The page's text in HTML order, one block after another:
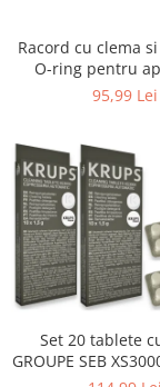
Telefoane Mobile
Wearable &
Accesorii si piese
rufe si uscatoare
Accesorii si piese
vase
Aparate Frigorifice
Aparate Racire Aer
Aragaze si
Climatizare &
Electrocasnice
Racord cu clema
O-ring pentru
spalat cu presiune,
95,99 Lei
Set 20 tablete
GROUPE SEB
espressoare